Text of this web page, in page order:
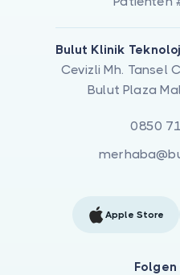
Bulut Klinik
Cevizli Mh. Tansel
Bulut Plaza
0850
Apple Store
Folgen